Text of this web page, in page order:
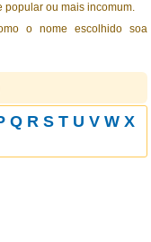
popular ou mais incomum.
o nome escolhido soa
Q R S T U V W X